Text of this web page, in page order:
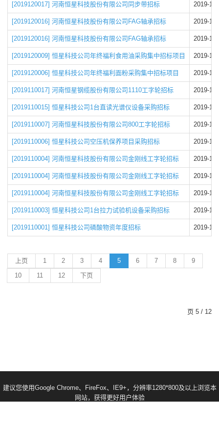
[2019120017] 河南恒星科技股份有限公司同步带招标 2019-
[2019120016] 河南恒星科技股份有限公司FAG轴承招标 2019-
[2019120016] 河南恒星科技股份有限公司FAG轴承招标 2019-
[2019120009] 恒星科技公司年终福利食用油采购集中招标项目 2019-
[2019120006] 恒星科技公司年终福利面粉采购集中招标项目 2019-
[2019110017] 河南恒星钢缆股份有限公司1110工字轮招标 2019-11-
[2019110015] 恒星科技公司1台直读光谱仪设备采购招标 2019-11-
[2019110007] 河南恒星科技股份有限公司800工字轮招标 2019-11-
[2019110006] 恒星科技公司空压机保养项目采购招标 2019-11-
[2019110004] 河南恒星科技股份有限公司金刚线工字轮招标 2019-11-
[2019110004] 河南恒星科技股份有限公司金刚线工字轮招标 2019-11-
[2019110004] 河南恒星科技股份有限公司金刚线工字轮招标 2019-11-
[2019110003] 恒星科技公司1台拉力试验机设备采购招标 2019-11-
[2019110001] 恒星科技公司磷酸物资年度招标 2019-11-
上页 1 2 3 4 5 6 7 8
9
10
11 12 下页
页 5 / 12
建议您使用Google Chrome、FireFox、IE9+，分辨率1280*800及以上浏览本
网站，获得更好用户体验